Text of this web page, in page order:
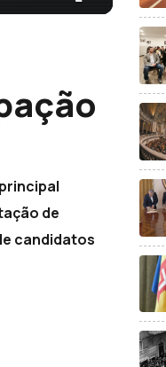
de
candidatos